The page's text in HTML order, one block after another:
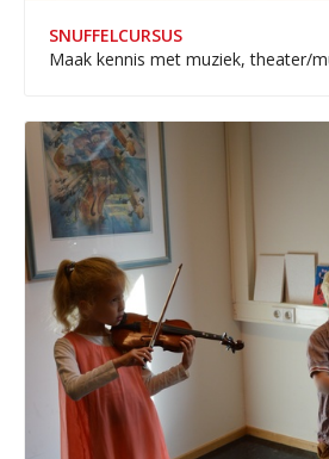
SNUFFELCURSUS